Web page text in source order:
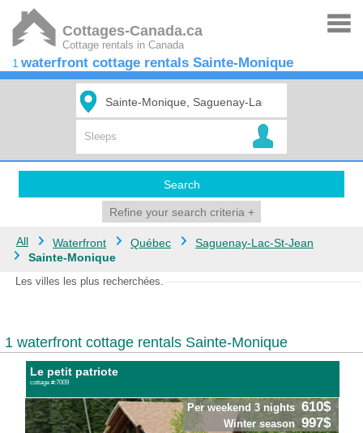
Cottages-Canada.ca
Cottage rentals in Canada
1 waterfront cottage rentals Sainte-Monique
Search
Refine your search criteria +
All Waterfront Québec
Saguenay-Lac-St-Jean
Sainte-Monique
Les villes les plus recherchées.
1 waterfront cottage rentals Sainte-Monique
Le petit patriote
cottage #:7009
Per weekend 3 nights 610$
Winter season 997$